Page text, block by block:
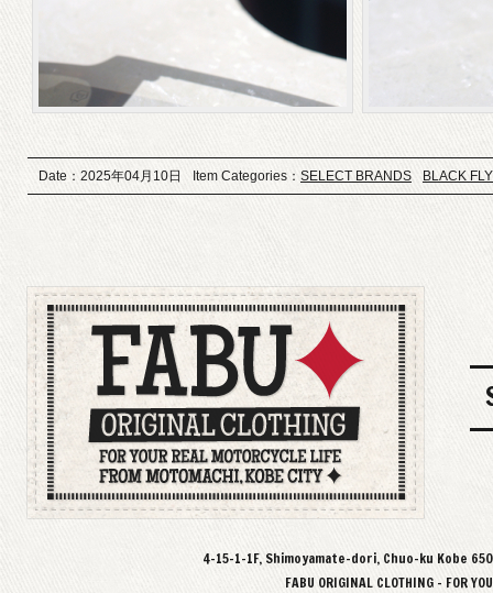
Date：2025年04月10日 Item Categories： SELECT BRANDS BLACK
4-15-1-1F, Shimoyamate-dori, Chuo-ku Kobe
FABU ORIGINAL CLOTHING - FOR